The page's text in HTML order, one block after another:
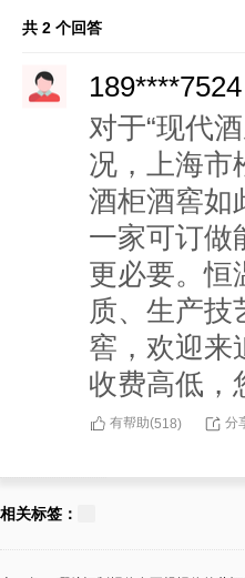
共 2 个回答
189****7524
对于“现代
况，上海
酒柜酒窖如
一家可订做
更必要。恒
质、生产技
窖，欢迎来
收费高低，
有帮助(518) 分
156****2236
少？”，上
相关标签：